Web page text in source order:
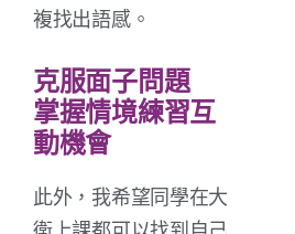
複找出語感。
克服面子問題
掌握情境練習互
動機會
此外，我希望同學在大